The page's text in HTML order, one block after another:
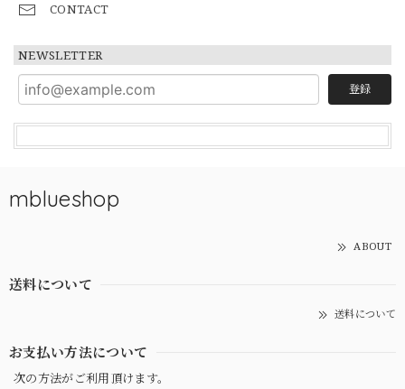
CONTACT
NEWSLETTER
登録
mblueshop
ABOUT
送料について
送料について
お支払い方法について
次の方法がご利用頂けます。